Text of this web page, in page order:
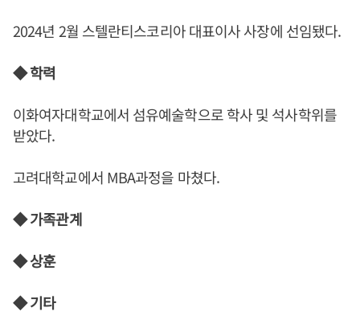
2024년 2월 스텔란티스코리아 대표이사 사장에 선임됐다.
◆ 학력
이화여자대학교에서 섬유예술학으로 학사 및 석사학위를
받았다.
고려대학교에서 MBA과정을 마쳤다.
◆ 가족관계
◆ 상훈
◆ 기타